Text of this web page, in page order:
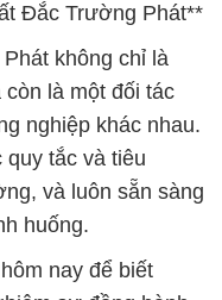
Đắc Trường Phát**
không chỉ là
là một đối tác
nghiệp khác nhau.
quy tắc và tiêu
và luôn sẵn sàng
huống.
nay để biết